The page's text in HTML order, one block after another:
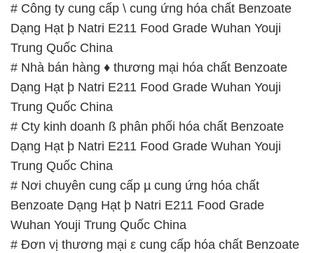
# Công ty cung cấp \ cung ứng hóa chất Benzoate
Dạng Hạt þ Natri E211 Food Grade Wuhan Youji
Trung Quốc China
# Nhà bán hàng ♦ thương mại hóa chất Benzoate
Dạng Hạt þ Natri E211 Food Grade Wuhan Youji
Trung Quốc China
# Cty kinh doanh ß phân phối hóa chất Benzoate
Dạng Hạt þ Natri E211 Food Grade Wuhan Youji
Trung Quốc China
# Nơi chuyên cung cấp µ cung ứng hóa chất
Benzoate Dạng Hạt þ Natri E211 Food Grade
Wuhan Youji Trung Quốc China
# Đơn vị thương mại ε cung cấp hóa chất Benzoate